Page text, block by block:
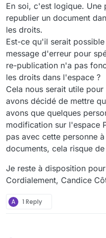
En soi, c'est logique. Une
republier un document
les droits.
Est-ce qu'il serait
message d'erreur pour
re-publication n'a pas
les droits dans l'espace ?
Cela nous serait utile
avons décidé de mettre
avons que quelques
modification sur l'espace
pas avec cette personne
documents, cela risque
Je reste à disposition
Cordialement, Candice
A 1 Reply